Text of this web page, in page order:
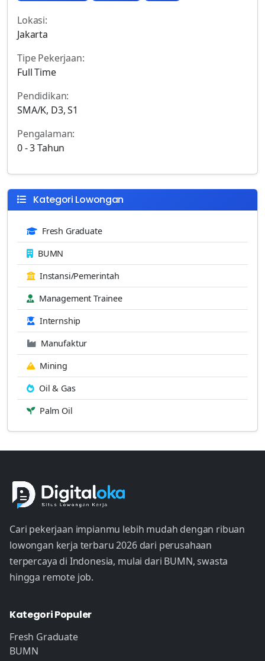
Lokasi:
Jakarta
Tipe Pekerjaan:
Full Time
Pendidikan:
SMA/K, D3, S1
Pengalaman:
0 - 3 Tahun
Kategori Lowongan
Fresh Graduate
BUMN
Instansi/Pemerintah
Management Trainee
Internship
Manufaktur
Mining
Oil & Gas
Palm Oil
Cari pekerjaan impianmu lebih mudah dengan ribuan
lowongan kerja terbaru 2026 dari perusahaan
terpercaya di Indonesia, mulai dari BUMN, swasta
hingga remote job.
Kategori Populer
Fresh Graduate
BUMN